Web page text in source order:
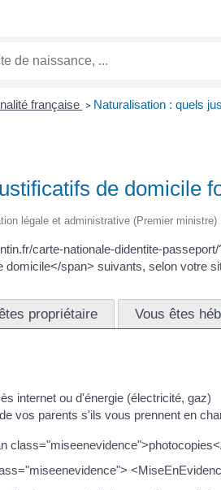
française > Naturalisation : quels
de domicile
légale et administrative (Premier ministre)
carte-nationale-didentite-
span> suivants, selon votre
propriétaire Vous êtes
internet ou d'énergie (électricité, gaz)
vos parents s'ils vous prennent en